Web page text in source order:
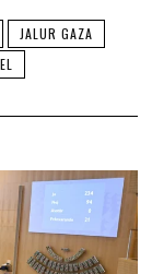
JALUR GAZA